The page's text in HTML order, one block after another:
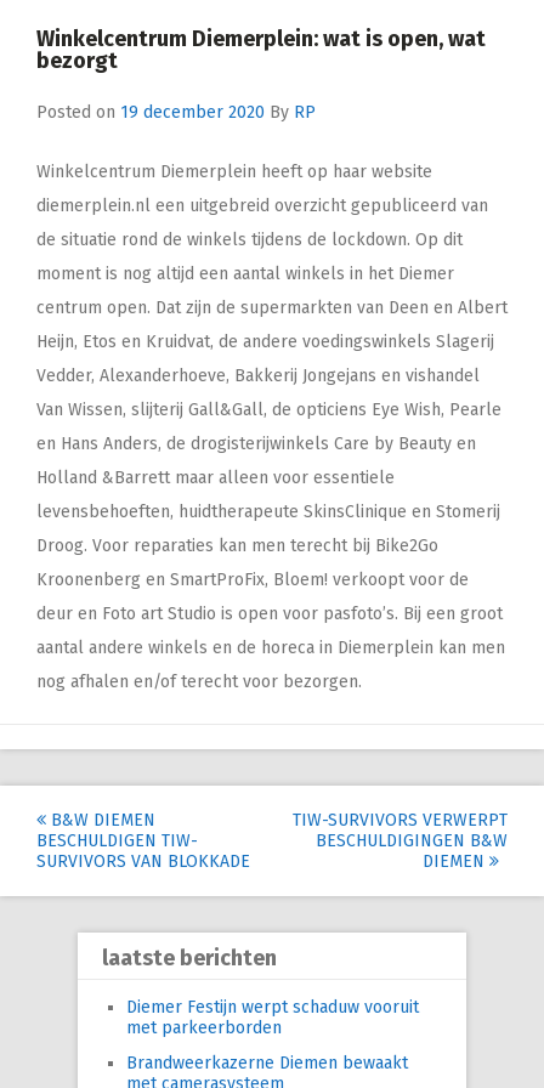
Winkelcentrum Diemerplein: wat is open, wat
bezorgt
Posted on 19 december 2020 By RP
Winkelcentrum Diemerplein heeft op haar website
diemerplein.nl een uitgebreid overzicht gepubliceerd van
de situatie rond de winkels tijdens de lockdown. Op dit
moment is nog altijd een aantal winkels in het Diemer
centrum open. Dat zijn de supermarkten van Deen en Albert
Heijn, Etos en Kruidvat, de andere voedingswinkels Slagerij
Vedder, Alexanderhoeve, Bakkerij Jongejans en vishandel
Van Wissen, slijterij Gall&Gall, de opticiens Eye Wish, Pearle
en Hans Anders, de drogisterijwinkels Care by Beauty en
Holland &Barrett maar alleen voor essentiele
levensbehoeften, huidtherapeute SkinsClinique en Stomerij
Droog. Voor reparaties kan men terecht bij Bike2Go
Kroonenberg en SmartProFix, Bloem! verkoopt voor de
deur en Foto art Studio is open voor pasfoto’s. Bij een groot
aantal andere winkels en de horeca in Diemerplein kan men
nog afhalen en/of terecht voor bezorgen.
Post
navigation
B&W DIEMEN
BESCHULDIGEN TIW-
SURVIVORS VAN BLOKKADE
TIW-SURVIVORS VERWERPT
BESCHULDIGINGEN B&W
DIEMEN
laatste berichten
Diemer Festijn werpt schaduw vooruit
met parkeerborden
Brandweerkazerne Diemen bewaakt
met camerasysteem